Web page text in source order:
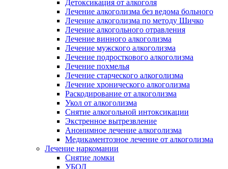
Детоксикация от алкоголя
Лечение алкоголизма без ведома больного
Лечение алкоголизма по методу Шичко
Лечение алкогольного отравления
Лечение винного алкоголизма
Лечение мужского алкоголизма
Лечение подросткового алкоголизма
Лечение похмелья
Лечение старческого алкоголизма
Лечение хронического алкоголизма
Раскодирование от алкоголизма
Укол от алкоголизма
Снятие алкогольной интоксикации
Экстренное вытрезвление
Анонимное лечение алкоголизма
Медикаментозное лечение от алкоголизма
Лечение наркомании
Снятие ломки
УБОД